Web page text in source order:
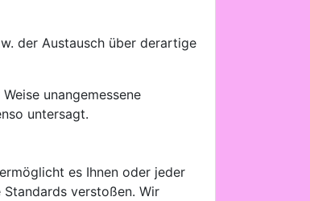
der Austausch über derartige
unangemessene
untersagt.
es Ihnen oder jeder
verstoßen. Wir